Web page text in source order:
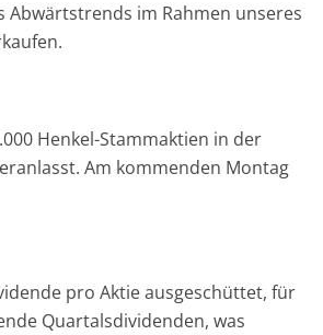
Abwärtstrends im Rahmen unseres
Henkel-Stammaktien in der
Am kommenden Montag
pro Aktie ausgeschüttet, für
Quartalsdividenden, was